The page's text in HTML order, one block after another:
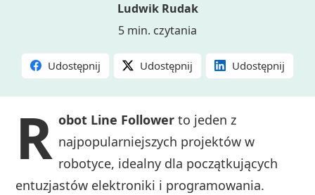
Ludwik Rudak
5 min. czytania
Udostępnij Udostępnij Udostępnij
R obot Line Follower to jeden z
najpopularniejszych projektów w
robotyce, idealny dla początkujących
entuzjastów elektroniki i programowania.